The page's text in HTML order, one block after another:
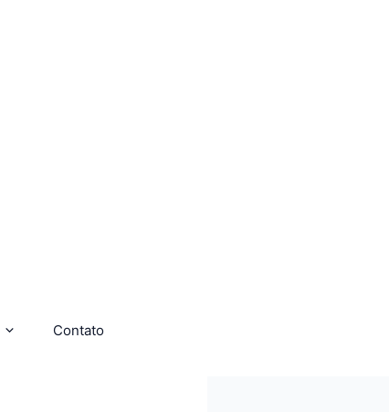
Contato